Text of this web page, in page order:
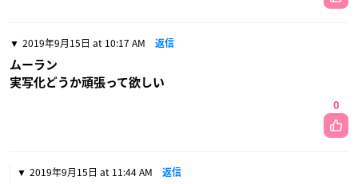
2019年9月15日 at 10:17 AM 返信
ムーラン
実写化どうか頑張って欲しい
0
2019年9月15日 at 11:44 AM 返信